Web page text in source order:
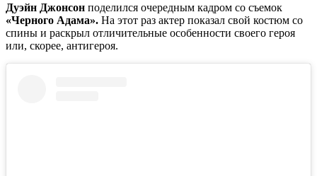
Дуэйн Джонсон поделился очередным кадром со съемок
«Черного Адама». На этот раз актер показал свой костюм со
спины и раскрыл отличительные особенности своего героя
или, скорее, антигероя.